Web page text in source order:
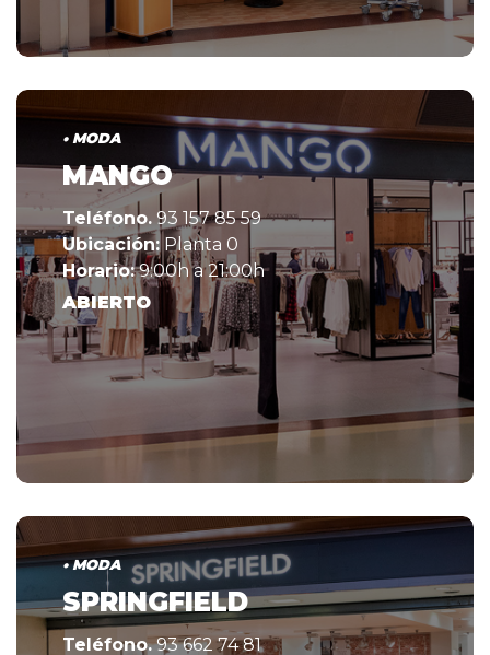
• MODA
MANGO
Teléfono. 93 157 85 59
Ubicación: Planta 0
Horario:9:00h a 21:00h
ABIERTO
• MODA
SPRINGFIELD
Teléfono.93 662 74 81